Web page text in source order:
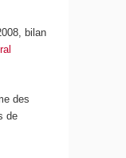
bilan
des
de